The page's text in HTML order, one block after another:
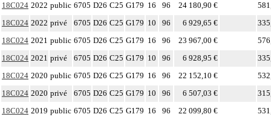
18C024 2022 public 6705 D26 C25 G179 16 96 24 180,90 €
18C024 2022 privé 6705 D26 C25 G179 10 96 6 929,65 €
18C024 2021 public 6705 D26 C25 G179 16 96 23 967,00 €
18C024 2021 privé 6705 D26 C25 G179 10 96 6 928,95 €
18C024 2020 public 6705 D26 C25 G179 16 96 22 152,10 €
18C024 2020 privé 6705 D26 C25 G179 10 96 6 507,03 €
18C024 2019 public 6705 D26 C25 G179 16 96 22 099,80 €